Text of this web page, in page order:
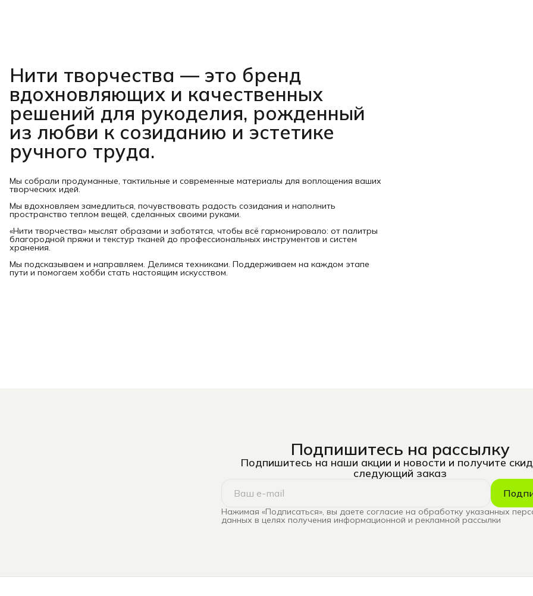
Нити творчества — это бренд
вдохновляющих и качественных
решений для рукоделия, рожденный
из любви к созиданию и эстетике
ручного труда.
Мы собрали продуманные, тактильные и современные материалы для воплощения ваших
творческих идей.
Мы вдохновляем замедлиться, почувствовать радость созидания и наполнить
пространство теплом вещей, сделанных своими руками.
«Нити творчества» мыслят образами и заботятся, чтобы всё гармонировало: от палитры
благородной пряжи и текстур тканей до профессиональных инструментов и систем
хранения.
Мы подсказываем и направляем. Делимся техниками. Поддерживаем на каждом этапе
пути и помогаем хобби стать настоящим искусством.
Подпишитесь на рассылку
Подпишитесь на наши акции и новости и получите
следующий заказ
Нажимая «Подписаться», вы даете согласие на обработку указанных
данных в целях получения информационной и рекламной рассылки